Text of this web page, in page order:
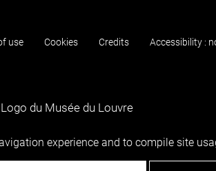
use Cookies Credits Accessibility :
experience and to compile site